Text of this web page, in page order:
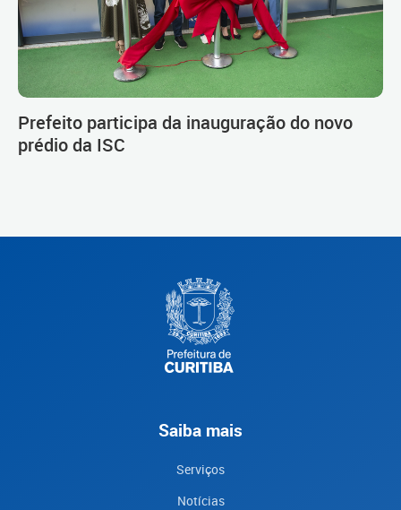
Prefeito participa da inauguração do novo
prédio da ISC
Saiba mais
Serviços
Notícias